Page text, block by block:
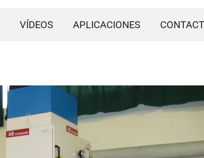
VÍDEOS APLICACIONES